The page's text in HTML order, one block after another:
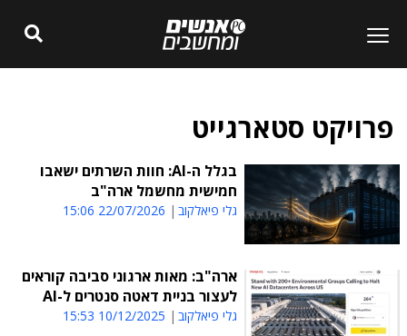
פרויקט סטארגייט
בגלל ה-AI: חוות השרתים ישאבו
חמישית מחשמל ארה"ב
גלי פיאלקוב 22/07/2026 15:06
ארה"ב: מאות ארגוני סביבה קוראים
לעצור בניית דאטה סנטרים ל-AI
גלי פיאלקוב 10/12/2025 15:53